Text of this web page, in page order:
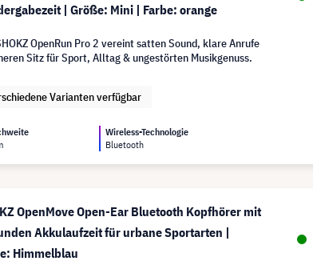
| Größe: Mini | Farbe: orange
OpenRun Pro 2 vereint satten Sound, klare Anrufe
Sitz für Sport, Alltag & ungestörten Musikgenuss.
Varianten verfügbar
Wireless-Technologie
Bluetooth
OpenMove Open-Ear Bluetooth Kopfhörer mit
Akkulaufzeit für urbane Sportarten |
Himmelblau